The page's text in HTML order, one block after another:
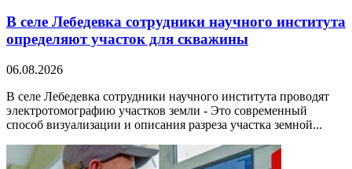
В селе Лебедевка сотрудники научного института
определяют участок для скважины
06.08.2026
В селе Лебедевка сотрудники научного института проводят
электротомографию участков земли - Это современный
способ визуализации и описания разреза участка земной...